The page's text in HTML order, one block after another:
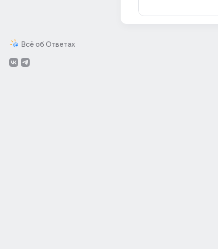
Всё об Ответах